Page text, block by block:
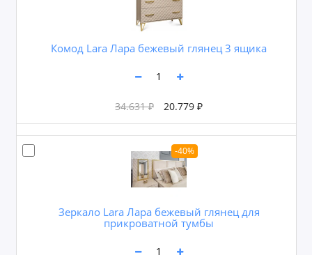
Комод Lara Лара бежевый глянец 3 ящика
34.631 ₽ 20.779 ₽
-40%
Зеркало Lara Лара бежевый глянец для
прикроватной тумбы